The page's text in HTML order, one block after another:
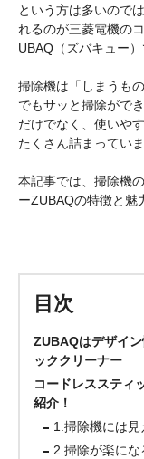
という方は多いので
れるのが三菱電機の
UBAQ（ズバキュー）
掃除機は「しまうも
でもサッと掃除がで
だけでなく、使いや
たくさん詰まっていま
本記事では、掃除機
ーZUBAQの特徴と魅
目次
ZUBAQはデザイ
ッククリーナー
コードレススティ
紹介！
1.掃除機には
2.掃除が楽に